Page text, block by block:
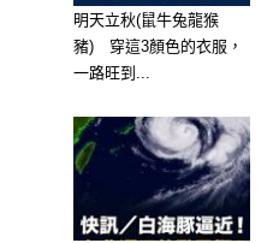
明天立秋(鼠牛兔龍猴
豬) 穿這3顏色的衣服，
一路旺到...